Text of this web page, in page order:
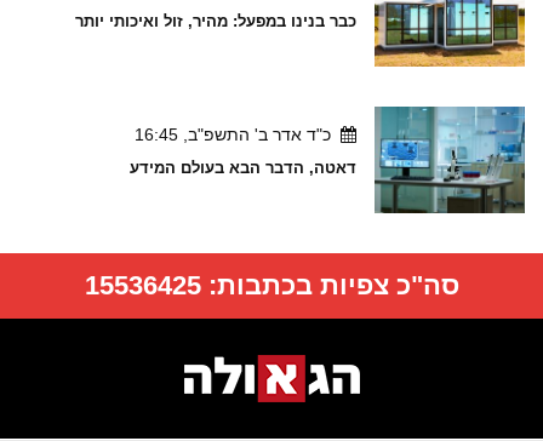
כבר בנינו במפעל: מהיר, זול ואיכותי יותר
כ"ד אדר ב' התשפ"ב, 16:45
דאטה, הדבר הבא בעולם המידע
סה"כ צפיות בכתבות:15536425